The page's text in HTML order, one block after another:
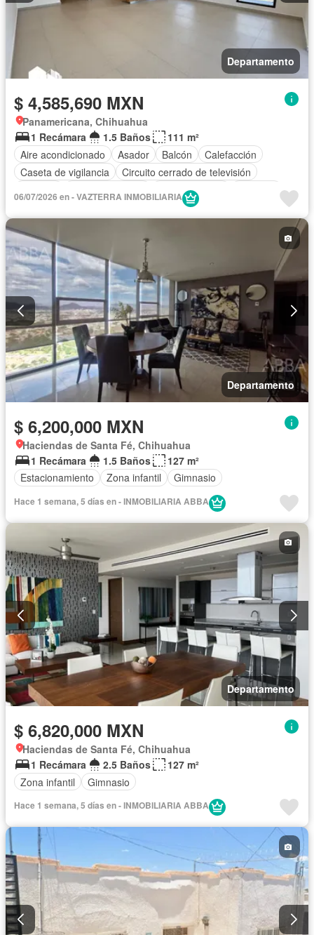
Departamento
$ 4,585,690 MXN
Panamericana, Chihuahua
1 Recámara
1.5 Baños
111 m²
Aire acondicionado
Asador Balcón
Calefacción
Caseta de vigilancia
Circuito cerrado de televisión
Cocina integral
Internet
06/07/2026 en - VAZTERRA INMOBILIARIA
Departamento
$ 6,200,000 MXN
Haciendas de Santa Fé, Chihuahua
1 Recámara
1.5 Baños
127 m²
Estacionamiento
Zona infantil Gimnasio
Hace 1 semana, 5 días en - INMOBILIARIA ABBA
Departamento
$ 6,820,000 MXN
Haciendas de Santa Fé, Chihuahua
1 Recámara
2.5 Baños
127 m²
Zona infantil
Gimnasio
Hace 1 semana, 5 días en - INMOBILIARIA ABBA